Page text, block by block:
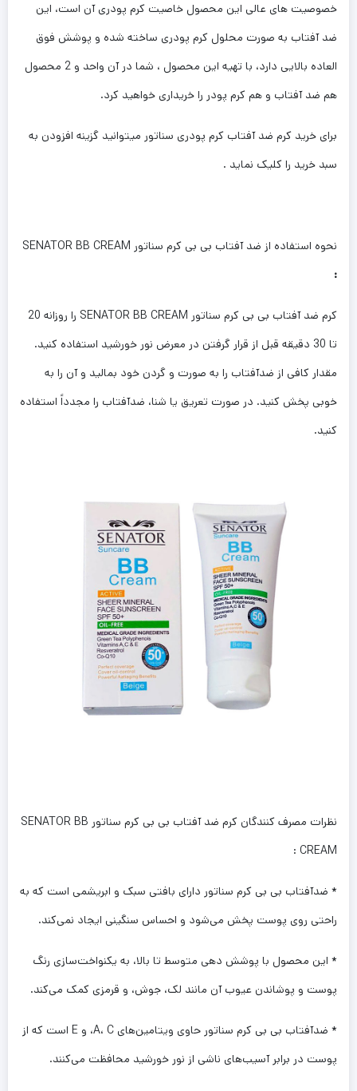
خصوصیت های عالی این محصول خاصیت کرم پودری آن است، این
ضد آفتاب به صورت محلول کرم پودری ساخته شده و پوشش فوق
العاده بالایی دارد، با تهیه این محصول ، شما در آن واحد و 2 محصول
هم ضد آفتاب و هم کرم پودر را خریداری خواهید کرد.
برای خرید کرم ضد آفتاب کرم پودری سناتور میتوانید گزینه افزودن به
سبد خرید را کلیک نماید .
نحوه استفاده از ضد آفتاب بی بی کرم سناتور SENATOR BB CREAM
:
کرم ضد آفتاب بی بی کرم سناتور SENATOR BB CREAM را روزانه 20
تا 30 دقیقه قبل از قرار گرفتن در معرض نور خورشید استفاده کنید.
مقدار کافی از ضدآفتاب را به صورت و گردن خود بمالید و آن را به
خوبی پخش کنید. در صورت تعریق یا شنا، ضدآفتاب را مجدداً استفاده
کنید.
نظرات مصرف کنندگان کرم ضد آفتاب بی بی کرم سناتور SENATOR BB
CREAM :
* ضدآفتاب بی بی کرم سناتور دارای بافتی سبک و ابریشمی است که به
راحتی روی پوست پخش می‌شود و احساس سنگینی ایجاد نمی‌کند.
* این محصول با پوشش دهی متوسط تا بالا، به یکنواخت‌سازی رنگ
پوست و پوشاندن عیوب آن مانند لک، جوش، و قرمزی کمک می‌کند.
* ضدآفتاب بی بی کرم سناتور حاوی ویتامین‌های A، C، و E است که از
پوست در برابر آسیب‌های ناشی از نور خورشید محافظت می‌کنند.